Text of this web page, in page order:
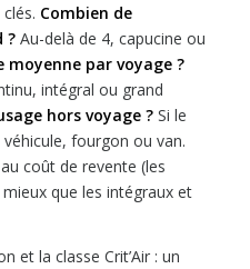
Combien de
?Au-delà de 4, capucine ou
moyenne par voyage ?
intégral ou grand
hors voyage ?Si le
fourgon ou van.
coût de revente (les
que les intégraux et
et la classe Crit’Air : un